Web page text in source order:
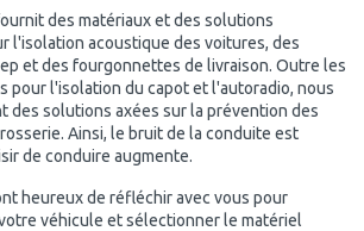
des matériaux et des solutions
l'isolation acoustique des voitures, des
et des fourgonnettes de livraison. Outre les
pour l'isolation du capot et l'autoradio, nous
des solutions axées sur la prévention des
Ainsi, le bruit de la conduite est
de conduire augmente.
heureux de réfléchir avec vous pour
véhicule et sélectionner le matériel